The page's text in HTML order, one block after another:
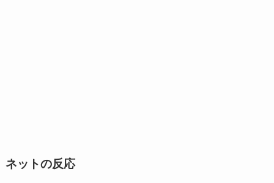
ネットの反応